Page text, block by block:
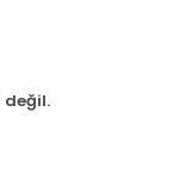
değil.